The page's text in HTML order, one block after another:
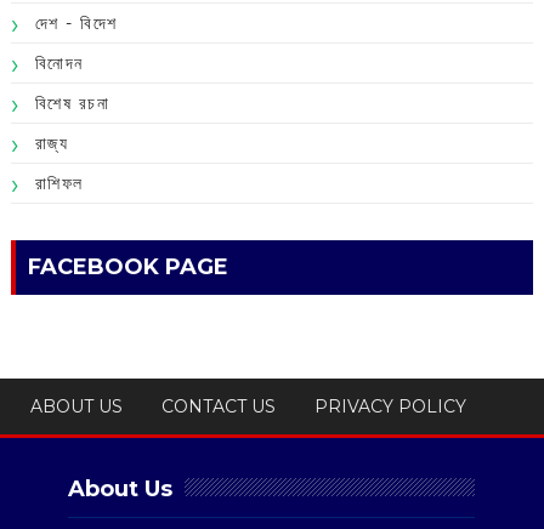
দেশ - বিদেশ
বিনোদন
বিশেষ রচনা
রাজ্য
রাশিফল
FACEBOOK PAGE
ABOUT US CONTACT US PRIVACY POLICY
About Us